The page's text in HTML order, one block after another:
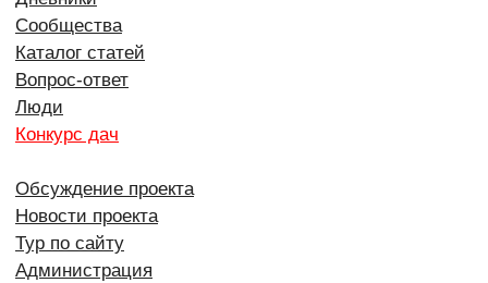
Сообщества
Каталог статей
Вопрос-ответ
Люди
Конкурс дач
Обсуждение проекта
Новости проекта
Тур по сайту
Администрация